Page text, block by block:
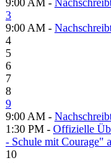
9:00 AM -
3
9:00 AM -
4
5
6
7
8
9
9:00 AM -
1:30 PM - Offizielle
- Schule mit Courage"
10